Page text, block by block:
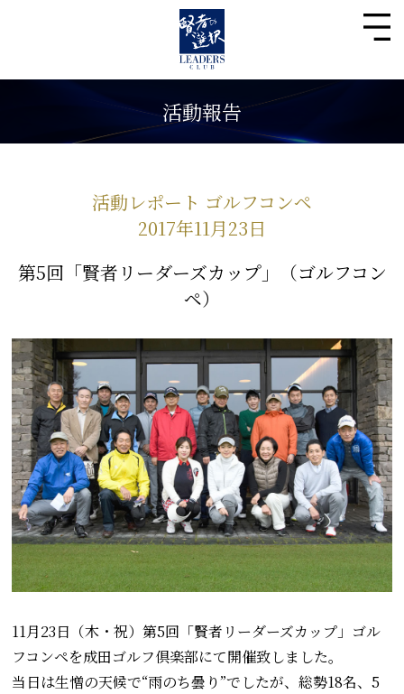
活動報告
活動レポート ゴルフコンペ
2017年11月23日
第5回「賢者リーダーズカップ」（ゴルフコン
ペ）
11月23日（木・祝）第5回「賢者リーダーズカップ」ゴル
フコンペを成田ゴルフ倶楽部にて開催致しました。
当日は生憎の天候で“雨のち曇り”でしたが、総勢18名、5